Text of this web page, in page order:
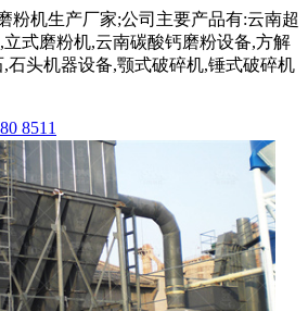
粉机生产厂家;公司主要产品有:云南超
式磨粉机,云南碳酸钙磨粉设备,方解
石头机器设备,颚式破碎机,锤式破碎机
8511